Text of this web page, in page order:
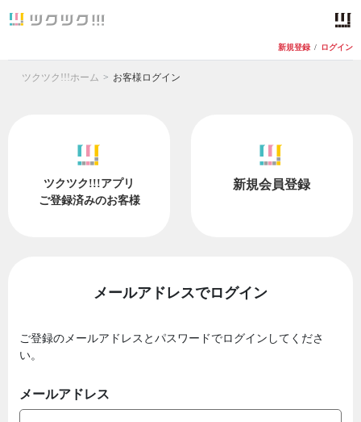
新規登録 / ログイン
ツクツク!!!ホーム お客様ログイン
ツクツク!!!アプリ
ご登録済みのお客様
新規会員登録
メールアドレスでログイン
ご登録のメールアドレスとパスワードでログインしてくださ
い。
メールアドレス